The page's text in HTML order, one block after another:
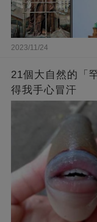
2023/11/24
21個大自然的「
得我手心冒汗